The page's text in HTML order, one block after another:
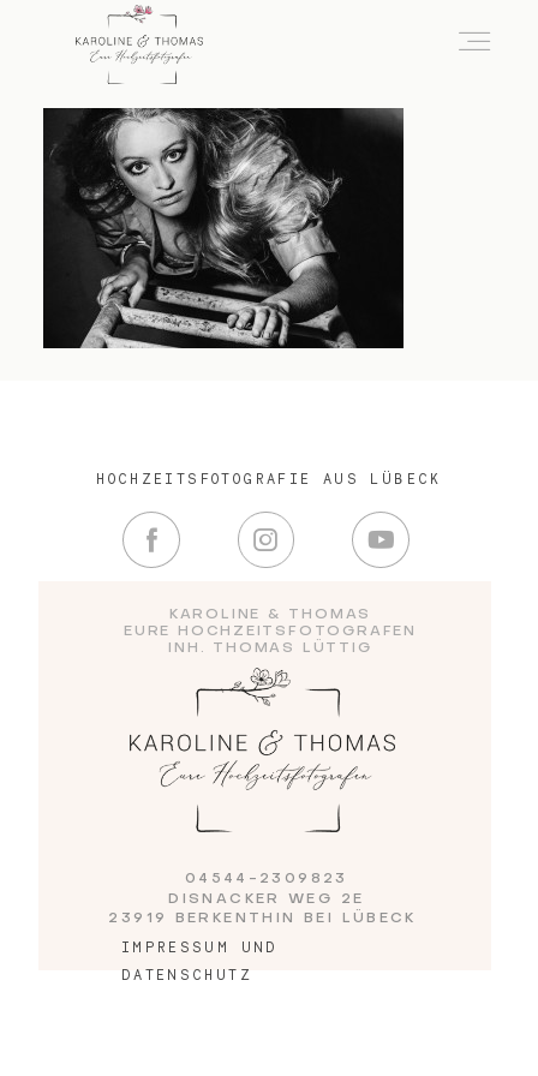
KAROLINE & THOMAS
EURE HOCHZEITSFOTOGRAFEN
INH. THOMAS LÜTTIG
IMPRESSUM UND
DATENSCHUTZ
04544-2309823
DISNACKER WEG 2E
23919 BERKENTHIN BEI LÜBECK
HOCHZEITSFOTOGRAFIE AUS LÜBECK
home
Hochzeit
das besondere Portrait
Kontakt
Blog
Impressum